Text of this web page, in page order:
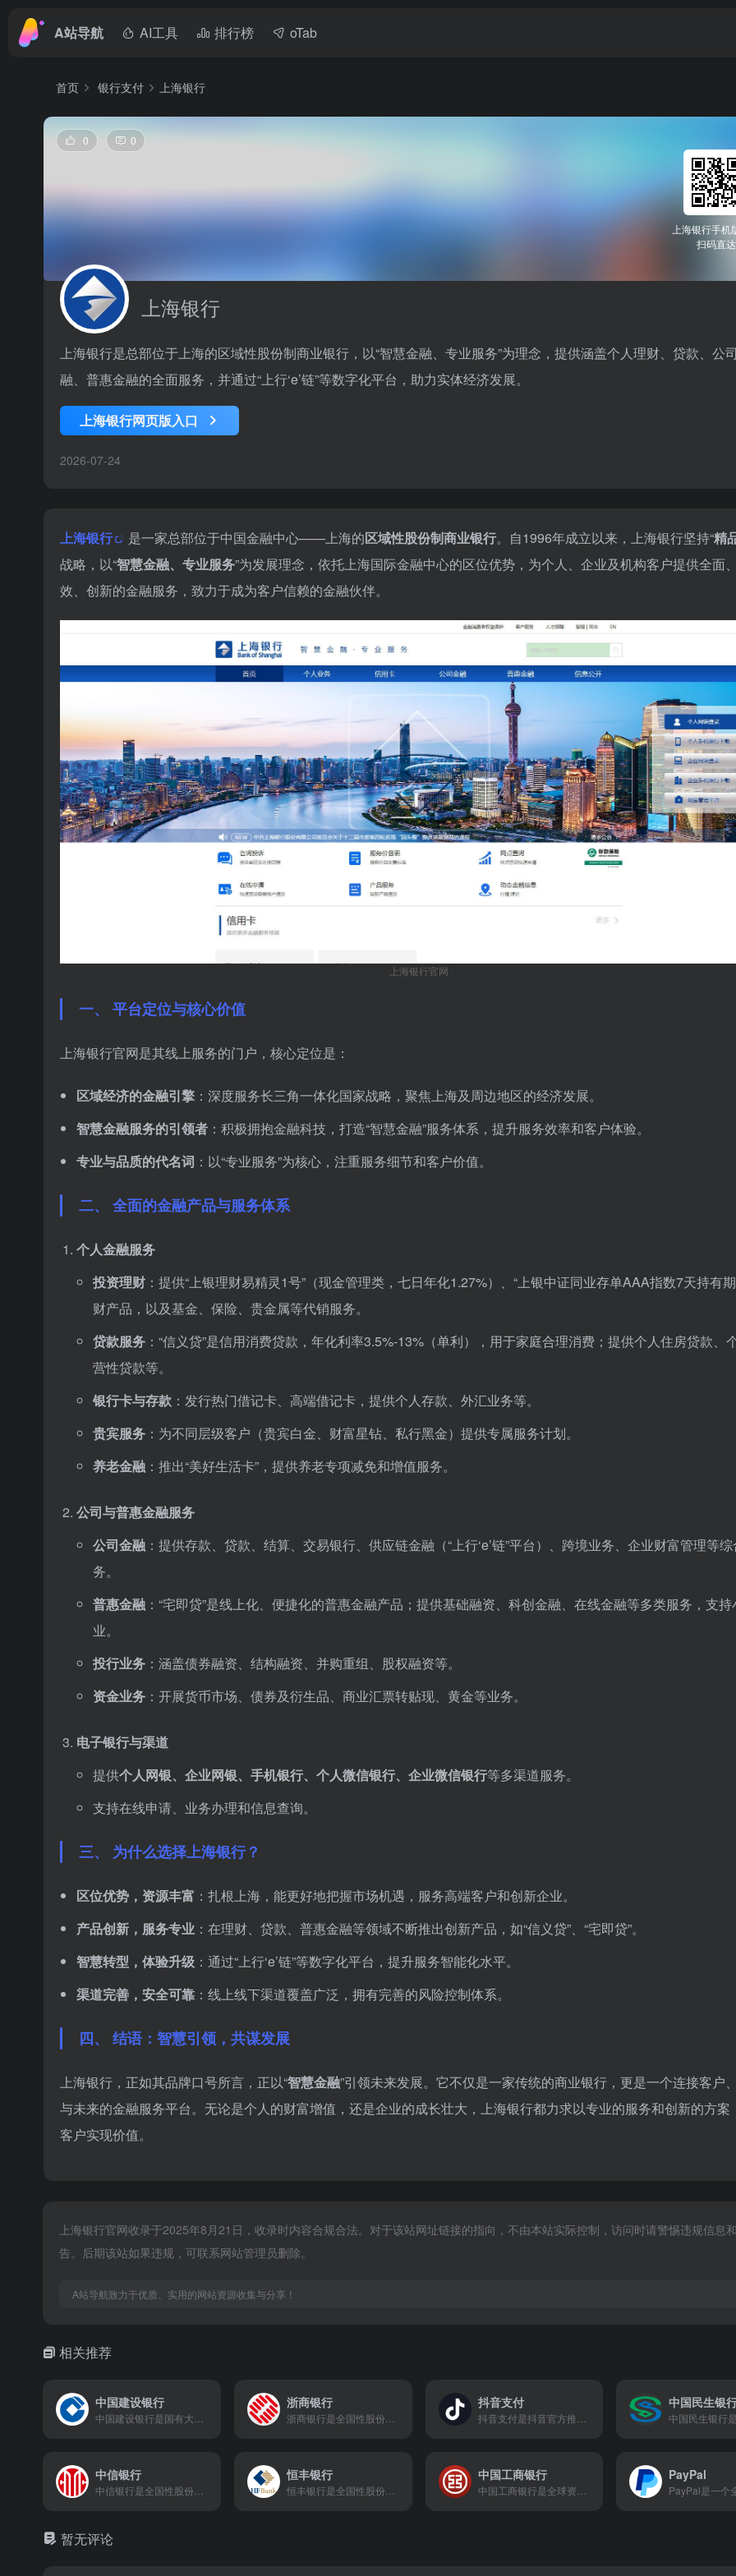
A站导航 AI工具 排行榜 oTab
首页 银行支付 上海银行
上海银行手机
扫码直达
0 0
上海银行
上海银行是总部位于上海的区域性股份制商业银行，以“智慧金融、专业服务”为理念，提供涵盖个人理财、贷款、公
融、普惠金融的全面服务，并通过“上行‘e’链”等数字化平台，助力实体经济发展。
上海银行网页版入口
2026-07-24
上海银行 是一家总部位于中国金融中心——上海的区域性股份制商业银行。自1996年成立以来，上海银行坚持“精
战略，以“智慧金融、专业服务”为发展理念，依托上海国际金融中心的区位优势，为个人、企业及机构客户提供全面
效、创新的金融服务，致力于成为客户信赖的金融伙伴。
上海银行官网
一、 平台定位与核心价值
上海银行官网是其线上服务的门户，核心定位是：
区域经济的金融引擎 ：深度服务长三角一体化国家战略，聚焦上海及周边地区的经济发展。
智慧金融服务的引领者 ：积极拥抱金融科技，打造“智慧金融”服务体系，提升服务效率和客户体验。
专业与品质的代名词 ：以“专业服务”为核心，注重服务细节和客户价值。
二、 全面的金融产品与服务体系
个人金融服务
投资理财 ：提供“上银理财易精灵1号”（现金管理类，七日年化1.27%）、“上银中证同业存单AAA指数7天持有
财产品，以及基金、保险、贵金属等代销服务。
贷款服务 ：“信义贷”是信用消费贷款，年化利率3.5%-13%（单利），用于家庭合理消费；提供个人住房贷款、
营性贷款等。
银行卡与存款 ：发行热门借记卡、高端借记卡，提供个人存款、外汇业务等。
贵宾服务 ：为不同层级客户（贵宾白金、财富星钻、私行黑金）提供专属服务计划。
养老金融 ：推出“美好生活卡”，提供养老专项减免和增值服务。
公司与普惠金融服务
公司金融 ：提供存款、贷款、结算、交易银行、供应链金融（“上行‘e’链”平台）、跨境业务、企业财富管理等综
务。
普惠金融 ：“宅即贷”是线上化、便捷化的普惠金融产品；提供基础融资、科创金融、在线金融等多类服务，支持
业。
投行业务 ：涵盖债券融资、结构融资、并购重组、股权融资等。
资金业务 ：开展货币市场、债券及衍生品、商业汇票转贴现、黄金等业务。
电子银行与渠道
提供个人网银、企业网银、手机银行、个人微信银行、企业微信银行等多渠道服务。
支持在线申请、业务办理和信息查询。
三、 为什么选择上海银行？
区位优势，资源丰富 ：扎根上海，能更好地把握市场机遇，服务高端客户和创新企业。
产品创新，服务专业 ：在理财、贷款、普惠金融等领域不断推出创新产品，如“信义贷”、“宅即贷”。
智慧转型，体验升级 ：通过“上行‘e’链”等数字化平台，提升服务智能化水平。
渠道完善，安全可靠 ：线上线下渠道覆盖广泛，拥有完善的风险控制体系。
四、 结语：智慧引领，共谋发展
上海银行，正如其品牌口号所言，正以“智慧金融”引领未来发展。它不仅是一家传统的商业银行，更是一个连接客户
与未来的金融服务平台。无论是个人的财富增值，还是企业的成长壮大，上海银行都力求以专业的服务和创新的方案
客户实现价值。
上海银行官网收录于2025年8月21日，收录时内容合规合法。对于该站网址链接的指向，不由本站实际控制，访问时请警惕违规信息
告。后期该站如果违规，可联系网站管理员删除。
A站导航致力于优质、实用的网站资源收集与分享！
相关推荐
中国建设银行 浙商银行 抖音支付 中国民生银
中信银行 恒丰银行 中国工商银行 PayPal
暂无评论